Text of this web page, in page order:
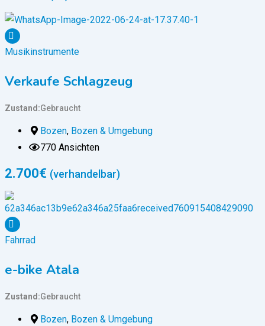
Musikinstrumente
Verkaufe Schlagzeug
Zustand Gebraucht
Bozen, Bozen & Umgebung
770 Ansichten
2.700€ (verhandelbar)
Fahrrad
e-bike Atala
Zustand Gebraucht
Bozen, Bozen & Umgebung